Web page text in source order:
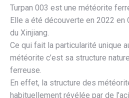
Turpan 003 est une météorite
Elle a été découverte en 2022 en
du Xinjiang.
Ce qui fait la particularité unique
météorite c’est sa structure
ferreuse.
En effet, la structure des
habituellement révélée par de